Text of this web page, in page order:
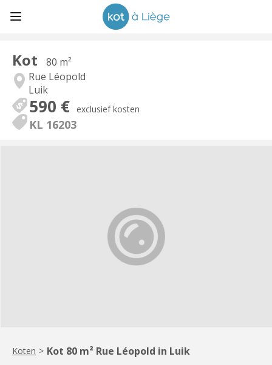
Kot
80 m²
Rue Léopold
Luik
590 € exclusief kosten
KL 16203
Koten > Kot 80 m² Rue Léopold in Luik